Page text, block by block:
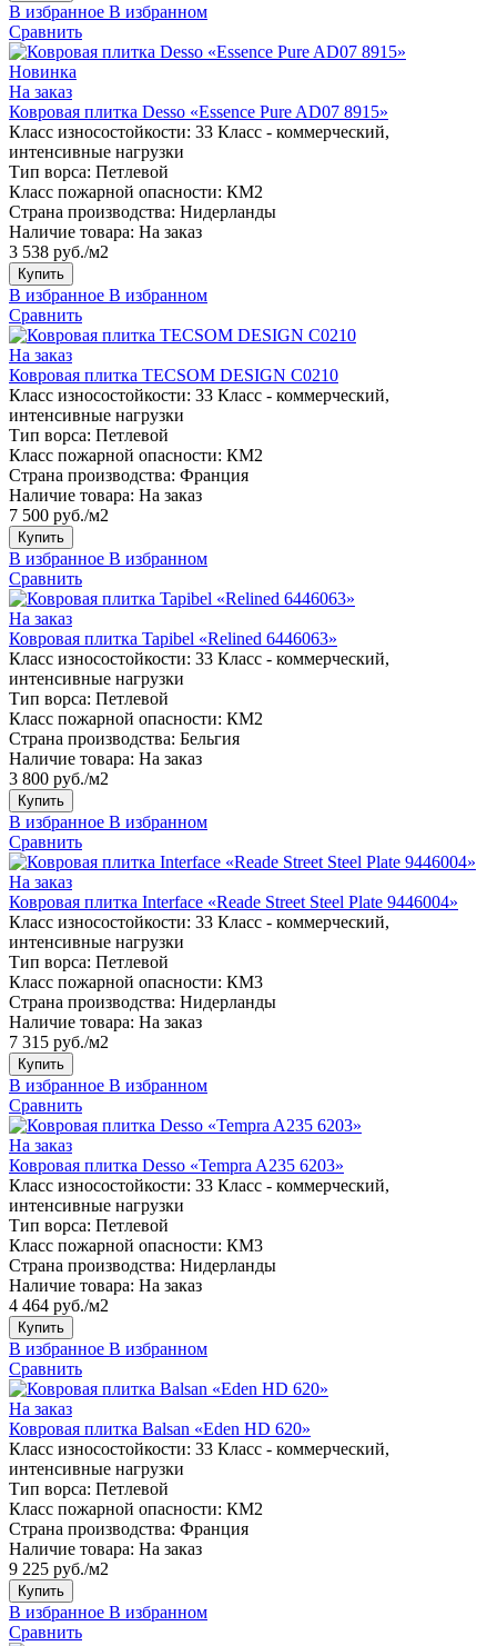
В избранное В избранном
Сравнить
Новинка
На заказ
Ковровая плитка Desso «Essence Pure AD07 8915»
Класс износостойкости: 33 Класс - коммерческий,
интенсивные нагрузки
Тип ворса: Петлевой
Класс пожарной опасности: КМ2
Страна производства: Нидерланды
Наличие товара: На заказ
3 538 руб./м2
Купить
В избранное В избранном
Сравнить
На заказ
Ковровая плитка TECSOM DESIGN C0210
Класс износостойкости: 33 Класс - коммерческий,
интенсивные нагрузки
Тип ворса: Петлевой
Класс пожарной опасности: КМ2
Страна производства: Франция
Наличие товара: На заказ
7 500 руб./м2
Купить
В избранное В избранном
Сравнить
На заказ
Ковровая плитка Tapibel «Relined 6446063»
Класс износостойкости: 33 Класс - коммерческий,
интенсивные нагрузки
Тип ворса: Петлевой
Класс пожарной опасности: КМ2
Страна производства: Бельгия
Наличие товара: На заказ
3 800 руб./м2
Купить
В избранное В избранном
Сравнить
На заказ
Ковровая плитка Interface «Reade Street Steel Plate 9446004»
Класс износостойкости: 33 Класс - коммерческий,
интенсивные нагрузки
Тип ворса: Петлевой
Класс пожарной опасности: КМ3
Страна производства: Нидерланды
Наличие товара: На заказ
7 315 руб./м2
Купить
В избранное В избранном
Сравнить
На заказ
Ковровая плитка Desso «Tempra A235 6203»
Класс износостойкости: 33 Класс - коммерческий,
интенсивные нагрузки
Тип ворса: Петлевой
Класс пожарной опасности: КМ3
Страна производства: Нидерланды
Наличие товара: На заказ
4 464 руб./м2
Купить
В избранное В избранном
Сравнить
На заказ
Ковровая плитка Balsan «Eden HD 620»
Класс износостойкости: 33 Класс - коммерческий,
интенсивные нагрузки
Тип ворса: Петлевой
Класс пожарной опасности: КМ2
Страна производства: Франция
Наличие товара: На заказ
9 225 руб./м2
Купить
В избранное В избранном
Сравнить